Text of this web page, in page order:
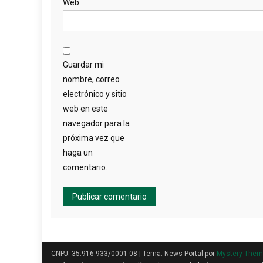
Web
Guardar mi
nombre, correo
electrónico y sitio
web en este
navegador para la
próxima vez que
haga un
comentario.
CNPJ: 35.916.933/0001-08 Tema: News Portal por Mystery